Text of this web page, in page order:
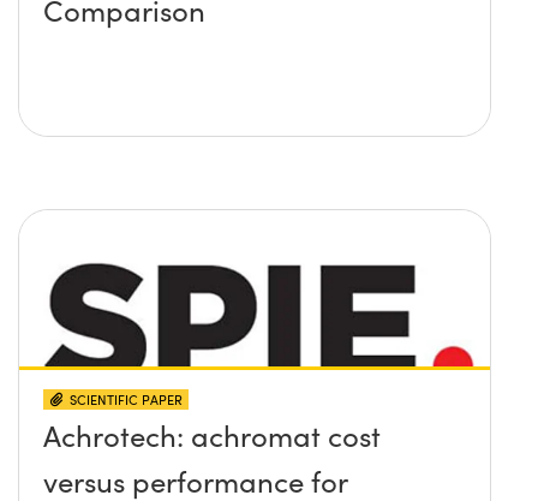
Comparison
SCIENTIFIC PAPER
Achrotech: achromat cost
versus performance for